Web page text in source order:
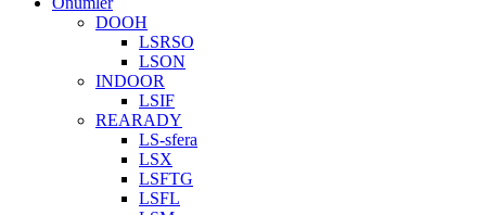
DOOH
LSRSO
LSON
INDOOR
LSIF
REARADY
LS-sfera
LSX
LSFTG
LSFL